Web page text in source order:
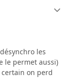
les
le permet aussi)
certain on perd